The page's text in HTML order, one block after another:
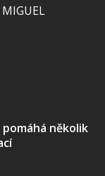
pomáhá několik